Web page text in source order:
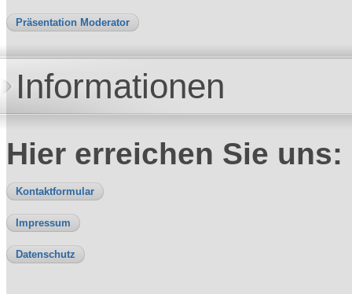
Präsentation Moderator
Informationen
Hier erreichen Sie uns:
Kontaktformular
Impressum
Datenschutz